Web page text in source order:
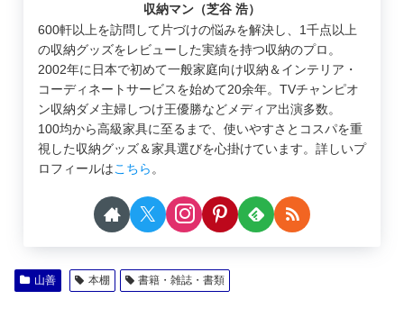
収納マン（芝谷 浩）
600軒以上を訪問して片づけの悩みを解決し、1千点以上
の収納グッズをレビューした実績を持つ収納のプロ。
2002年に日本で初めて一般家庭向け収納＆インテリア・
コーディネートサービスを始めて20余年。TVチャンピオ
ン収納ダメ主婦しつけ王優勝などメディア出演多数。
100均から高級家具に至るまで、使いやすさとコスパを重
視した収納グッズ＆家具選びを心掛けています。詳しいプ
ロフィールはこちら。
山善 本棚 書籍・雑誌・書類